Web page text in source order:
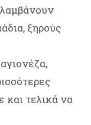
ξηρούς
και τελικά να